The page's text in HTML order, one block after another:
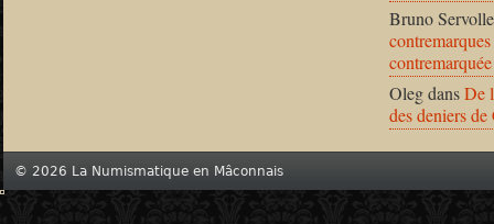
Bruno Servolle
OlegdansDe
des deniers
© 2026 La Numismatique en Mâconnais